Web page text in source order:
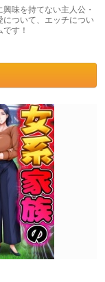
味を持てない主人公・
ついて、エッチについ
す！